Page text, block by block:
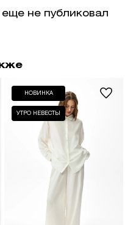
не публиковал
НОВИНКА
УТРО НЕВЕСТЫ